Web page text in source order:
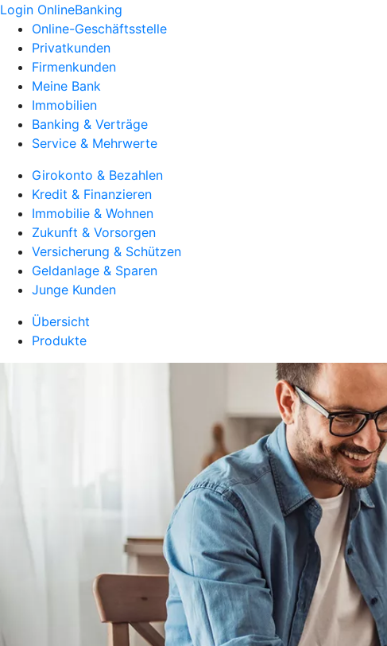
Login OnlineBanking
Online-Geschäftsstelle
Privatkunden
Firmenkunden
Meine Bank
Immobilien
Banking & Verträge
Service & Mehrwerte
Girokonto & Bezahlen
Kredit & Finanzieren
Immobilie & Wohnen
Zukunft & Vorsorgen
Versicherung & Schützen
Geldanlage & Sparen
Junge Kunden
Übersicht
Produkte